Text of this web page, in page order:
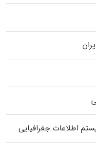
اطلاعات جغرافیایی